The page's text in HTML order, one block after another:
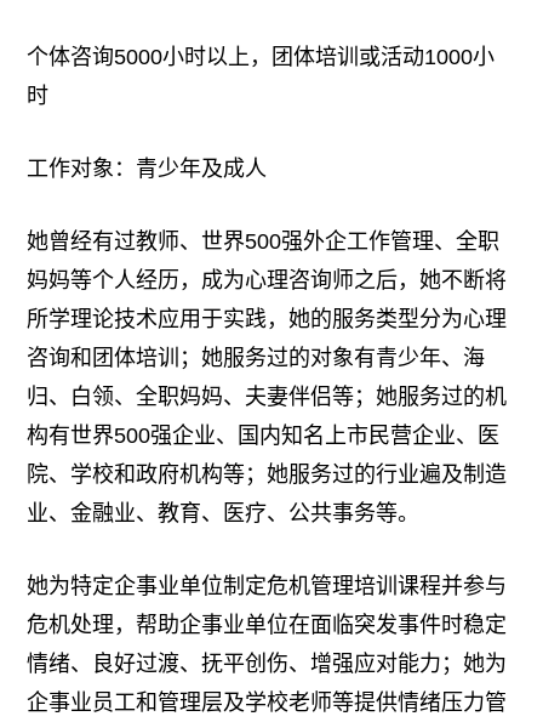
个体咨询5000小时以上，团体培训或活动1000小
时
工作对象：青少年及成人
她曾经有过教师、世界500强外企工作管理、全职
妈妈等个人经历，成为心理咨询师之后，她不断将
所学理论技术应用于实践，她的服务类型分为心理
咨询和团体培训；她服务过的对象有青少年、海
归、白领、全职妈妈、夫妻伴侣等；她服务过的机
构有世界500强企业、国内知名上市民营企业、医
院、学校和政府机构等；她服务过的行业遍及制造
业、金融业、教育、医疗、公共事务等。
她为特定企事业单位制定危机管理培训课程并参与
危机处理，帮助企事业单位在面临突发事件时稳定
情绪、良好过渡、抚平创伤、增强应对能力；她为
企事业员工和管理层及学校老师等提供情绪压力管